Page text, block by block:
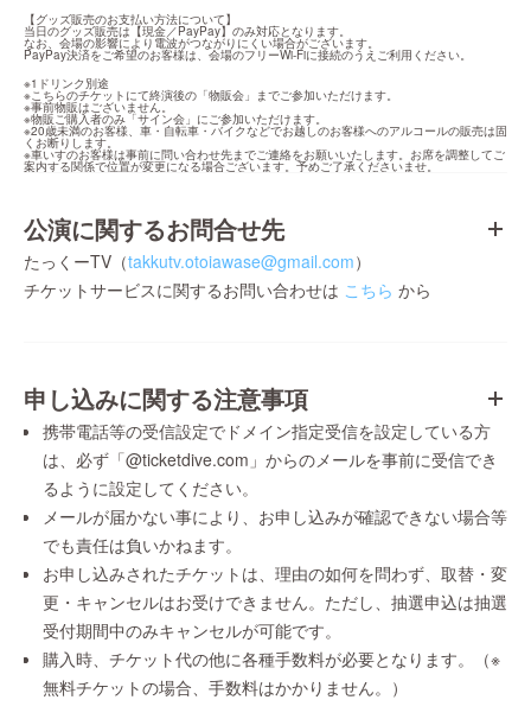
【グッズ販売のお支払い方法について】
当日のグッズ販売は【現金／PayPay】のみ対応となります。
なお、会場の影響により電波がつながりにくい場合がございます。
PayPay決済をご希望のお客様は、会場のフリーWi-Fiに接続のうえご利用ください。
※1ドリンク別途
※こちらのチケットにて終演後の「物販会」までご参加いただけます。
※事前物販はございません。
※物販ご購入者のみ「サイン会」にご参加いただけます。
※20歳未満のお客様、車・自転車・バイクなどでお越しのお客様へのアルコールの販売は固
くお断りします。
※車いすのお客様は事前に問い合わせ先までご連絡をお願いいたします。お席を調整してご
案内する関係で位置が変更になる場合ございます。予めご了承くださいませ。
公演に関するお問合せ先
たっくーTV（takkutv.otoiawase@gmail.com）
チケットサービスに関するお問い合わせは こちら から
申し込みに関する注意事項
携帯電話等の受信設定でドメイン指定受信を設定している方
は、必ず「@ticketdive.com」からのメールを事前に受信でき
るように設定してください。
メールが届かない事により、お申し込みが確認できない場合等
でも責任は負いかねます。
お申し込みされたチケットは、理由の如何を問わず、取替・変
更・キャンセルはお受けできません。ただし、抽選申込は抽選
受付期間中のみキャンセルが可能です。
購入時、チケット代の他に各種手数料が必要となります。（※
無料チケットの場合、手数料はかかりません。）